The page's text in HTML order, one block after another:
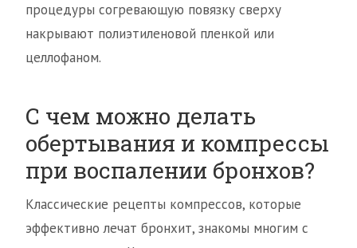
процедуры согревающую повязку сверху
накрывают полиэтиленовой пленкой или
целлофаном.
С чем можно делать
обертывания и компрессы
при воспалении бронхов?
Классические рецепты компрессов, которые
эффективно лечат бронхит, знакомы многим с